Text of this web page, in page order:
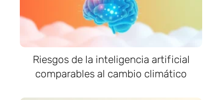
Riesgos de la inteligencia artificial
comparables al cambio climático